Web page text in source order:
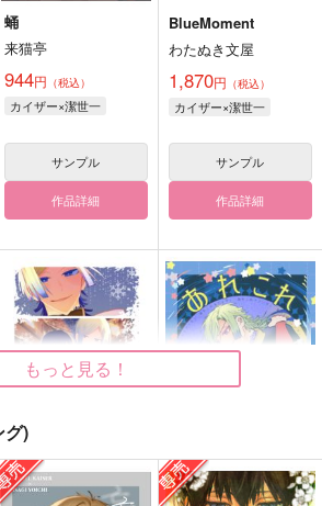
蛹
来猫亭
944円 （税込）
カイザー×潔世一
サンプル
作品詳細
BlueMoment
わたぬき文屋
1,870円 （税込）
カイザー×潔世一
サンプル
作品詳細
冬来たりなば
あれこれラプソディ
もっと見る！
グ)